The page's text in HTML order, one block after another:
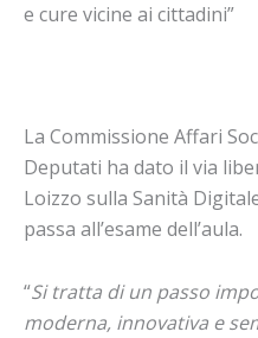
e cure vicine ai cittadini”
La Commissione Affari
Deputati ha dato il via
Loizzo sulla Sanità
passa all’esame dell’aula.
“Si tratta di un passo
moderna, innovativa e